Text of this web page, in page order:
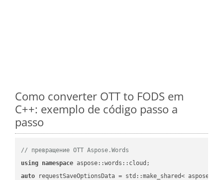
Como converter OTT to FODS em
C++: exemplo de código passo a
passo
// превращение OTT Aspose.Words
using namespace
auto requestSaveOptionsData = std::make_shared<